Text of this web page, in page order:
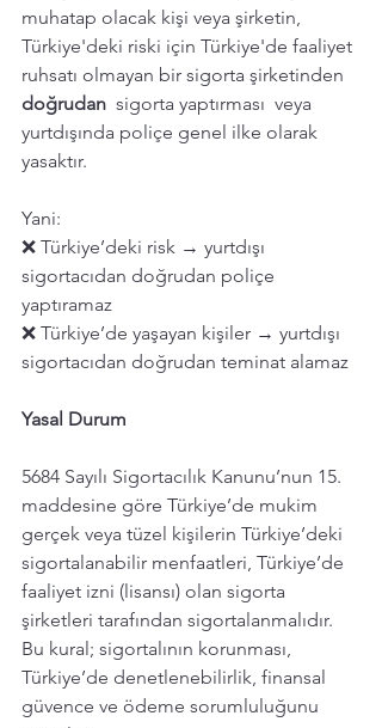
muhatap olacak kişi veya şirketin,
Türkiye'deki riski için Türkiye'de faaliyet
ruhsatı olmayan bir sigorta şirketinden
doğrudan
  sigorta yaptırması  veya
yurtdışında poliçe genel ilke olarak
yasaktır.
Yani:
❌ Türkiye’deki risk → yurtdışı
sigortacıdan doğrudan poliçe
yaptıramaz
❌ Türkiye’de yaşayan kişiler → yurtdışı
sigortacıdan doğrudan teminat alamaz
Yasal Durum
5684 Sayılı Sigortacılık Kanunu’nun 15.
maddesine göre Türkiye’de mukim
gerçek veya tüzel kişilerin Türkiye’deki
sigortalanabilir menfaatleri, Türkiye’de
faaliyet izni (lisansı) olan sigorta
şirketleri tarafından sigortalanmalıdır.
Bu kural; sigortalının korunması,
Türkiye’de denetlenebilirlik, finansal
güvence ve ödeme sorumluluğunu